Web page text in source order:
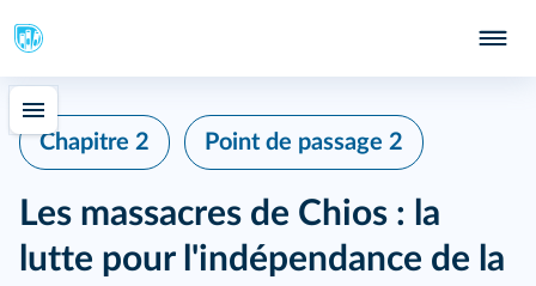
Chapitre 2 Point de passage 2
Les massacres de Chios : la
lutte pour l'indépendance de la